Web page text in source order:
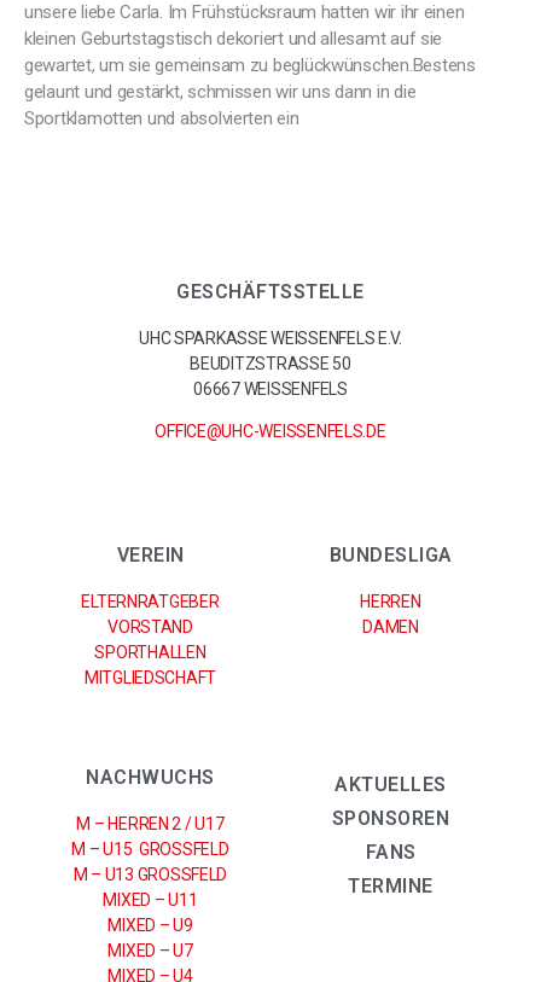
unsere liebe Carla. Im Frühstücksraum hatten wir ihr einen
kleinen Geburtstagstisch dekoriert und allesamt auf sie
gewartet, um sie gemeinsam zu beglückwünschen.Bestens
gelaunt und gestärkt, schmissen wir uns dann in die
Sportklamotten und absolvierten ein
GESCHÄFTSSTELLE
UHC SPARKASSE WEISSENFELS E.V.
BEUDITZSTRASSE 50
06667 WEISSENFELS
OFFICE@UHC-WEISSENFELS.DE
VEREIN
ELTERNRATGEBER
VORSTAND
SPORTHALLEN
MITGLIEDSCHAFT
BUNDESLIGA
HERREN
DAMEN
NACHWUCHS
M – HERREN 2 / U17
M – U15 GROSSFELD
M – U13 GROSSFELD
MIXED – U11
MIXED – U9
MIXED – U7
MIXED – U4
AKTUELLES
SPONSOREN
FANS
TERMINE